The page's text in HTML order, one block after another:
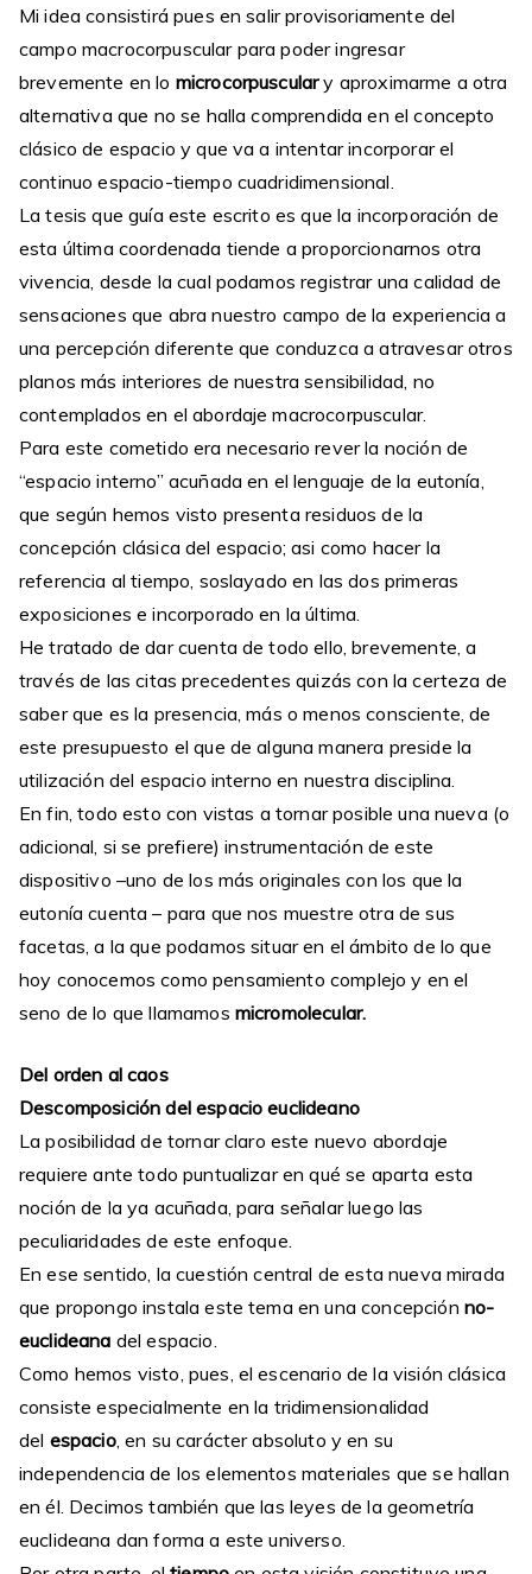
Mi idea consistirá pues en salir provisoriamente del
campo macrocorpuscular para poder ingresar
brevemente en lo microcorpusculary aproximarme a otra
alternativa que no se halla comprendida en el concepto
clásico de espacio y que va a intentar incorporar el
continuo espacio-tiempo cuadridimensional.
La tesis que guía este escrito es que la incorporación de
esta última coordenada tiende a proporcionarnos otra
vivencia, desde la cual podamos registrar una calidad de
sensaciones que abra nuestro campo de la experiencia a
una percepción diferente que conduzca a atravesar otros
planos más interiores de nuestra sensibilidad, no
contemplados en el abordaje macrocorpuscular.
Para este cometido era necesario rever la noción de
“espacio interno” acuñada en el lenguaje de la eutonía,
que según hemos visto presenta residuos de la
concepción clásica del espacio; asi como hacer la
referencia al tiempo, soslayado en las dos primeras
exposiciones e incorporado en la última.
He tratado de dar cuenta de todo ello, brevemente, a
través de las citas precedentes quizás con la certeza de
saber que es la presencia, más o menos consciente, de
este presupuesto el que de alguna manera preside la
utilización del espacio interno en nuestra disciplina.
En fin, todo esto con vistas a tornar posible una nueva (o
adicional, si se prefiere) instrumentación de este
dispositivo –uno de los más originales con los que la
eutonía cuenta – para que nos muestre otra de sus
facetas, a la que podamos situar en el ámbito de lo que
hoy conocemos como pensamiento complejo y en el
seno de lo que llamamos micromolecular.
Del orden al caos
Descomposición del espacio euclideano
La posibilidad de tornar claro este nuevo abordaje
requiere ante todo puntualizar en qué se aparta esta
noción de la ya acuñada, para señalar luego las
peculiaridades de este enfoque.
En ese sentido, la cuestión central de esta nueva mirada
que propongo instala este tema en una concepción no-
euclideana del espacio.
Como hemos visto, pues, el escenario de la visión clásica
consiste especialmente en la tridimensionalidad
del espacio, en su carácter absoluto y en su
independencia de los elementos materiales que se hallan
en él. Decimos también que las leyes de la geometría
euclideana dan forma a este universo.